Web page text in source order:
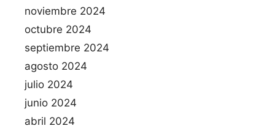
noviembre 2024
octubre 2024
septiembre 2024
agosto 2024
julio 2024
junio 2024
abril 2024